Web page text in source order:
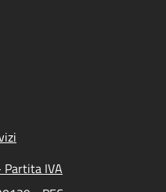
Partita IVA